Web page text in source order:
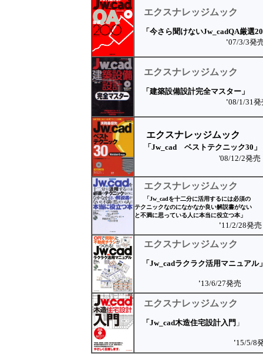
エクスナレッジムック
「今さら聞けないJw_cadQA厳選
'07/3/3発
エクスナレッジムック
「建築設備設計完全マスター」
'08/1/31発
エクスナレッジムック
「Jw_cad ベストテクニック30」
'08/12/2発売
エクスナレッジムック
「Jw_cadを十二分に活用するには必須の
テクニックなのになかなか良い解説書がない
と不満に思っている人に本当に役立つ本」
'11/2/28発売
エクスナレッジムック
「Jw_cadラクラク活用マニュアル
'13/6/27発売
エクスナレッジムック
「Jw_cad木造住宅設計入門 」
'15/5/8